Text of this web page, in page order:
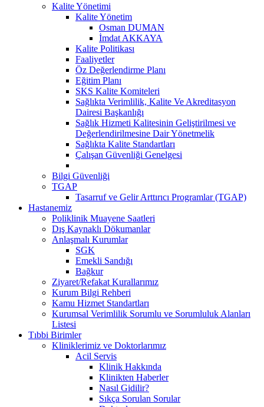
Kalite Yönetimi
Kalite Yönetim
Osman DUMAN
İmdat AKKAYA
Kalite Politikası
Faaliyetler
Öz Değerlendirme Planı
Eğitim Planı
SKS Kalite Komiteleri
Sağlıkta Verimlilik, Kalite Ve Akreditasyon
Dairesi Başkanlığı
Sağlık Hizmeti Kalitesinin Geliştirilmesi ve
Değerlendirilmesine Dair Yönetmelik
Sağlıkta Kalite Standartları
Çalışan Güvenliği Genelgesi
Bilgi Güvenliği
TGAP
Tasarruf ve Gelir Arttırıcı Programlar (TGAP)
Hastanemiz
Poliklinik Muayene Saatleri
Dış Kaynaklı Dökumanlar
Anlaşmalı Kurumlar
SGK
Emekli Sandığı
Bağkur
Ziyaret/Refakat Kurallarımız
Kurum Bilgi Rehberi
Kamu Hizmet Standartları
Kurumsal Verimlilik Sorumlu ve Sorumluluk Alanları
Listesi
Tıbbi Birimler
Kliniklerimiz ve Doktorlarımız
Acil Servis
Klinik Hakkında
Klinikten Haberler
Nasıl Gidilir?
Sıkça Sorulan Sorular